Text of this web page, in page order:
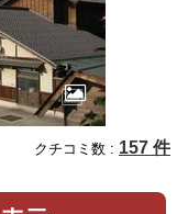
クチコミ数 : 157 件